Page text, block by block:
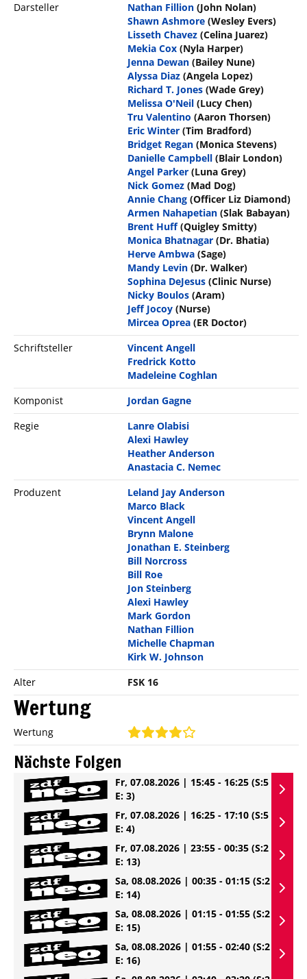
Darsteller
Nathan Fillion (John Nolan)
Shawn Ashmore (Wesley Evers)
Lisseth Chavez (Celina Juarez)
Mekia Cox (Nyla Harper)
Jenna Dewan (Bailey Nune)
Alyssa Diaz (Angela Lopez)
Richard T. Jones (Wade Grey)
Melissa O'Neil (Lucy Chen)
Tru Valentino (Aaron Thorsen)
Eric Winter (Tim Bradford)
Bridget Regan (Monica Stevens)
Danielle Campbell (Blair London)
Angel Parker (Luna Grey)
Nick Gomez (Mad Dog)
Annie Chang (Officer Liz Diamond)
Armen Nahapetian (Slak Babayan)
Brent Huff (Quigley Smitty)
Monica Bhatnagar (Dr. Bhatia)
Herve Ambwa (Sage)
Mandy Levin (Dr. Walker)
Sophina DeJesus (Clinic Nurse)
Nicky Boulos (Aram)
Jeff Jocoy (Nurse)
Mircea Oprea (ER Doctor)
Schriftsteller
Vincent Angell
Fredrick Kotto
Madeleine Coghlan
Komponist
Jordan Gagne
Regie
Lanre Olabisi
Alexi Hawley
Heather Anderson
Anastacia C. Nemec
Produzent
Leland Jay Anderson
Marco Black
Vincent Angell
Brynn Malone
Jonathan E. Steinberg
Bill Norcross
Bill Roe
Jon Steinberg
Alexi Hawley
Mark Gordon
Nathan Fillion
Michelle Chapman
Kirk W. Johnson
Alter
FSK 16
Wertung
Wertung
Nächste Folgen
Fr, 07.08.2026 | 15:45 - 16:25 (S:5
E: 3)
Fr, 07.08.2026 | 16:25 - 17:10 (S:5
E: 4)
Fr, 07.08.2026 | 23:55 - 00:35 (S:2
E: 13)
Sa, 08.08.2026 | 00:35 - 01:15 (S:2
E: 14)
Sa, 08.08.2026 | 01:15 - 01:55 (S:2
E: 15)
Sa, 08.08.2026 | 01:55 - 02:40 (S:2
E: 16)